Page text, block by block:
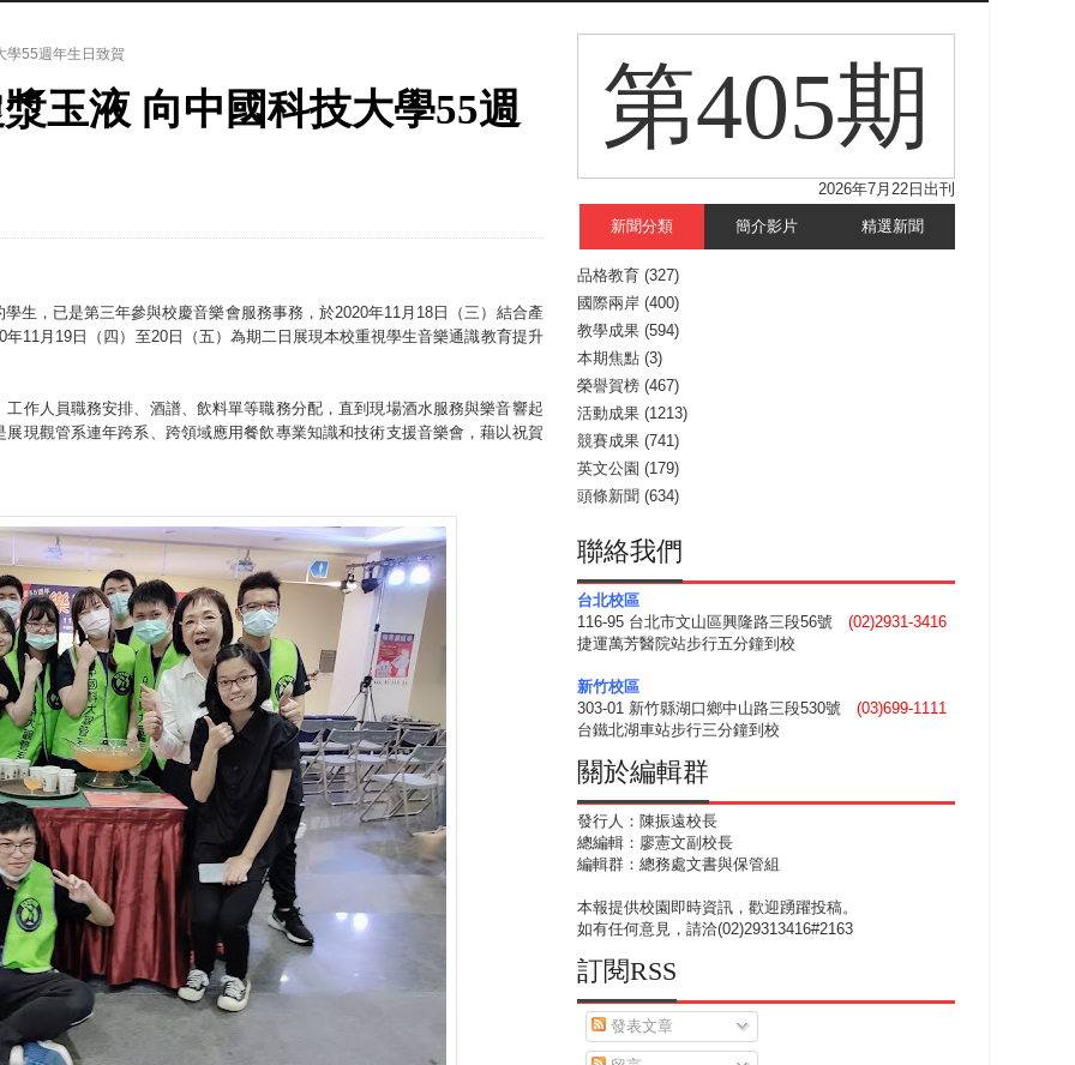
與「Wwise」雙認證
飲管家獲全國第二名
燃爆傳統與現代
學55週年生日致賀
玉液 向中國科技大學55週
生，已是第三年參與校慶音樂會服務事務，於2020年11月18日（三）結合產
11月19日（四）至20日（五）為期二日展現本校重視學生音樂通識教育提升
作人員職務安排、酒譜、飲料單等職務分配，直到現場酒水服務與樂音響起
現觀管系連年跨系、跨領域應用餐飲專業知識和技術支援音樂會，藉以祝賀
第405期
2026年7月22日出刊
新聞分類 簡介影片 精選新聞
品格教育 (327)
國際兩岸 (400)
教學成果 (594)
本期焦點 (3)
榮譽賀榜 (467)
活動成果 (1213)
競賽成果 (741)
英文公園 (179)
頭條新聞 (634)
聯絡我們
台北校區
116-95 台北市文山區興隆路三段56號 (02)2931-3416
捷運萬芳醫院站步行五分鐘到校
新竹校區
303-01 新竹縣湖口鄉中山路三段530號 (03)699-1111
台鐵北湖車站步行三分鐘到校
關於編輯群
發行人：陳振遠校長
總編輯：廖憲文副校長
編輯群：總務處文書與保管組
本報提供校園即時資訊，歡迎踴躍投稿。
如有任何意見，請洽(02)29313416#2163
訂閱RSS
發表文章